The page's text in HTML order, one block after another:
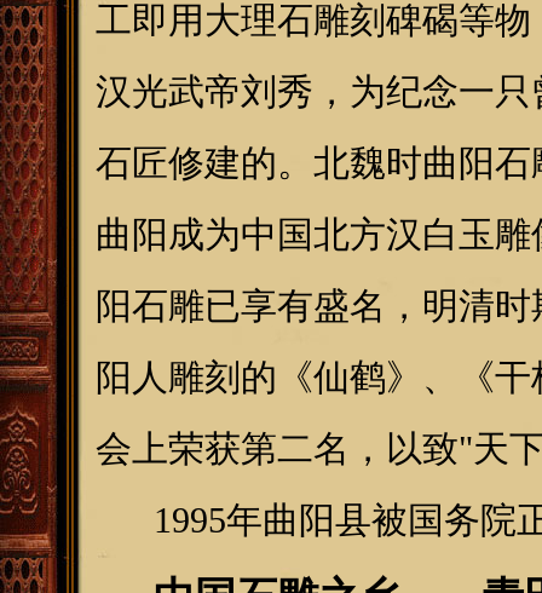
工即用大理石雕刻碑碣等
汉光武帝刘秀，为纪念一
石匠修建的。北魏时曲阳
曲阳成为中国北方汉白玉
阳石雕已享有盛名，明清
阳人雕刻的《仙鹤》、《
会上荣获第二名，以致"天
1995年曲阳县被国务院